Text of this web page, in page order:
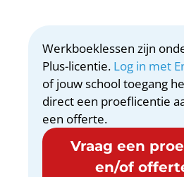
Werkboeklessen zijn
Plus-licentie. Log in met
of jouw school toegang
direct een proeflicentie
een offerte.
Vraag een
en/of